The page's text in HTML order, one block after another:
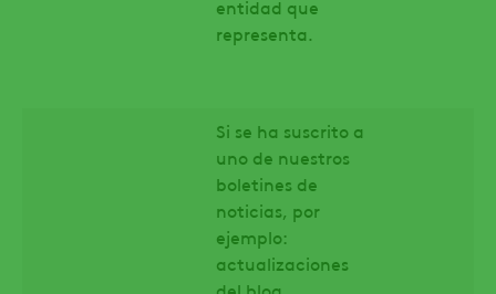
entidad que
representa.
Si se ha suscrito a
uno de nuestros
boletines de
noticias, por
ejemplo:
actualizaciones